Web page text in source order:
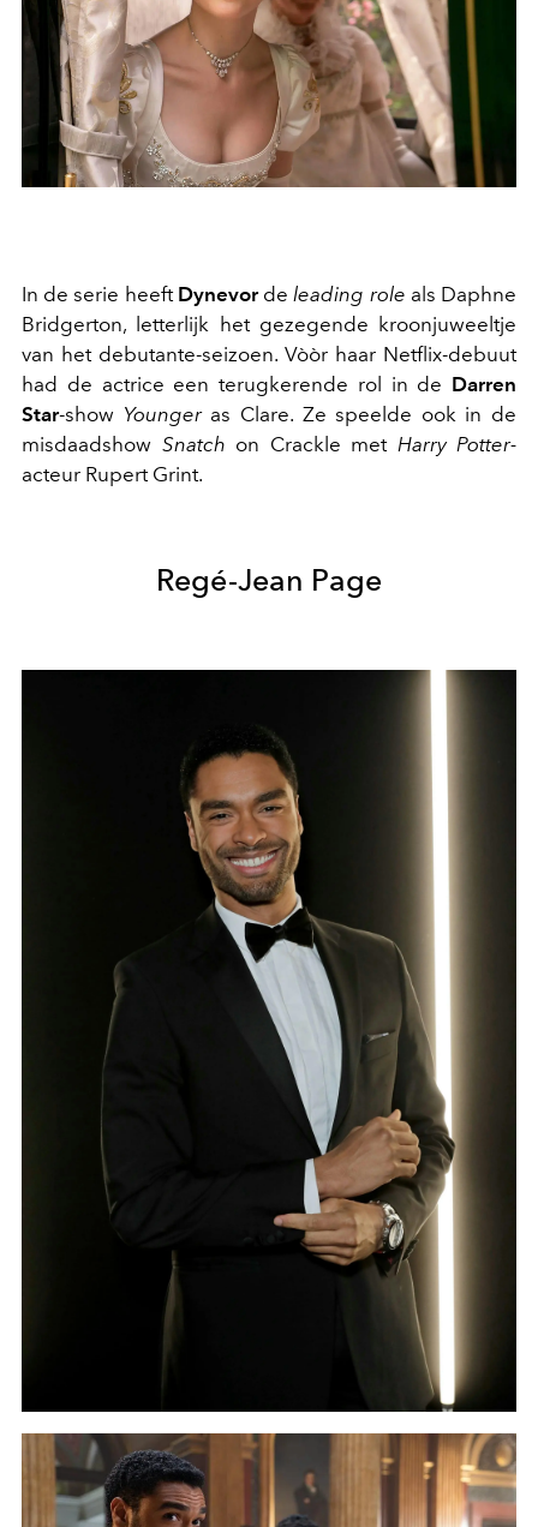
In de serie heeft Dynevordeleading role als Daphne
Bridgerton, letterlijk het gezegende kroonjuweeltje
van het debutante-seizoen. Vòòr haar Netflix-debuut
had de actrice een terugkerende rol in de Darren
Star-show Youngeras Clare. Ze speelde ook in de
misdaadshow Snatch on Crackle met Harry Potter-
acteur Rupert Grint.
Regé-Jean Page